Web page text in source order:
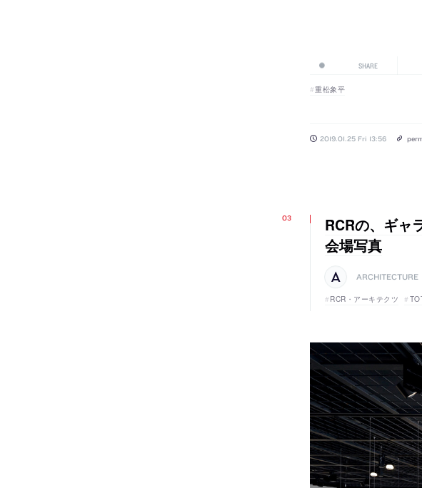
SHARE
重松象平
2019.01.25 Fri 13:56
RCRの、ギャ
会場写真
ARCHITECTURE
RCR・アーキテクツ